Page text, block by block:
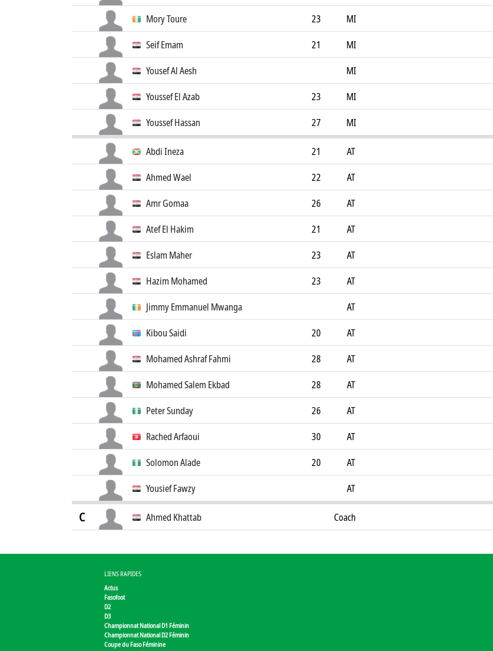
Mory Toure
23
MI
Seif Emam
21
MI
Yousef Al Aesh
MI
Youssef El Azab
23
MI
Youssef Hassan
27 MI
Abdi Ineza 21
AT
Ahmed Wael
22
AT
Amr Gomaa
26
AT
Atef El Hakim
21
AT
Eslam Maher
23
AT
Hazim Mohamed
23
AT
Jimmy Emmanuel Mwanga
AT
Kibou Saidi
20
AT
Mohamed Ashraf Fahmi
28
AT
Mohamed Salem Ekbad
28
AT
Peter Sunday
26
AT
Rached Arfaoui
30
AT
Solomon Alade
20
AT
Yousief Fawzy
AT
C Ahmed Khattab Coach
LIENS RAPIDES
Actus
Fasofoot
D2
D3
Championnat National D1 Féminin
Championnat National D2 Féminin
Coupe du Faso Féminine